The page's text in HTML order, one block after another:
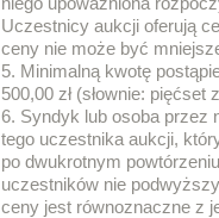
Uczestnicy aukcji oferują
ceny nie może być
5. Minimalną kwotę
500,00 zł (słownie: pięćset
6. Syndyk lub osoba przez
tego uczestnika aukcji,
po dwukrotnym
uczestników nie
ceny jest równoznaczne z